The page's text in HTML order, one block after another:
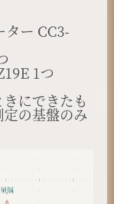
ター CC3-
1つ
にできたも
の基盤のみ